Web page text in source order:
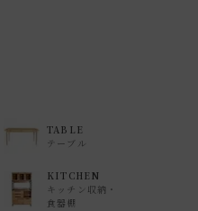
ございますのでご了承下さ
(返品・交換について)
TABLE
テーブル
KITCHEN
キッチン収納・
食器棚